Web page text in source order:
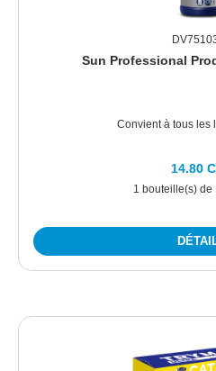
Sun Professional
Convient à tous les
1 bouteille(s) de
14.80